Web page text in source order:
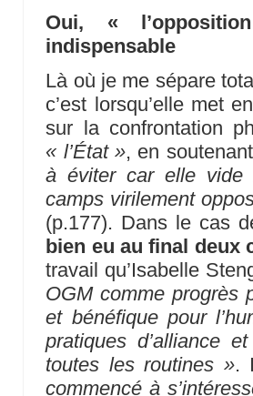
Oui, «
indispensable
Là où je me sépare
c’est lorsqu’elle met
sur la confrontation
« l’État », en
à éviter car elle vide
camps virilement
(p.177). Dans le cas
bien eu au final deux
travail qu’Isabelle
OGM comme progrès
et bénéfique pour
pratiques d’alliance
toutes les routines ».
commencé à